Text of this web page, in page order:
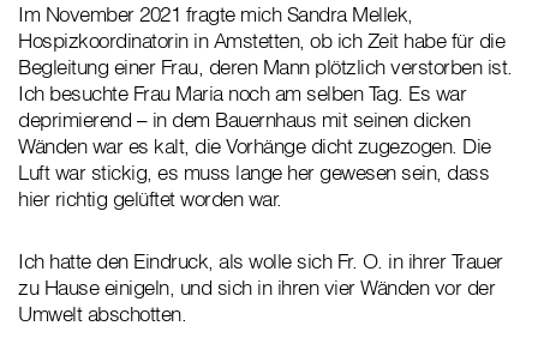
Im November 2021 fragte mich Sandra Mellek,
Hospizkoordinatorin in Amstetten, ob ich Zeit habe für die
Begleitung einer Frau, deren Mann plötzlich verstorben ist.
Ich besuchte Frau Maria noch am selben Tag. Es war
deprimierend – in dem Bauernhaus mit seinen dicken
Wänden war es kalt, die Vorhänge dicht zugezogen. Die
Luft war stickig, es muss lange her gewesen sein, dass
hier richtig gelüftet worden war.
Ich hatte den Eindruck, als wolle sich Fr. O. in ihrer Trauer
zu Hause einigeln, und sich in ihren vier Wänden vor der
Umwelt abschotten.